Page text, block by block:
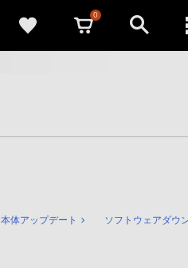
0
本体アップデート ソフトウェアダウ